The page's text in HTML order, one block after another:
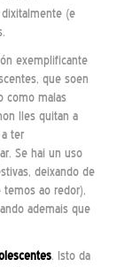
(e
exemplificante
que soen
como malas
lles quitan a
ter
Se hai un uso
deixando de
temos ao redor),
ademais que
. Isto da